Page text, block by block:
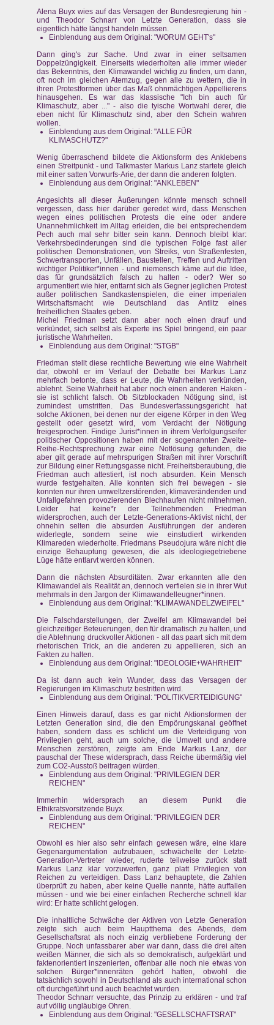
Alena Buyx wies auf das Versagen der Bundesregierung hin -
und Theodor Schnarr von Letzte Generation, dass sie
eigentlich hätte längst handeln müssen.
Einblendung aus dem Original: "WORUM GEHT's"
Dann ging's zur Sache. Und zwar in einer seltsamen
Doppelzüngigkeit. Einerseits wiederholten alle immer wieder
das Bekenntnis, den Klimawandel wichtig zu finden, um dann,
oft noch im gleichen Atemzug, gegen alle zu wettern, die in
ihren Protestformen über das Maß ohnmächtigen Appellierens
hinausgehen. Es war das klassische "Ich bin auch für
Klimaschutz, aber ..." - also die tyische Wortwahl derer, die
eben nicht für Klimaschutz sind, aber den Schein wahren
wollen.
Einblendung aus dem Original: "ALLE FÜR
KLIMASCHUTZ?"
Wenig überraschend bildete die Aktionsform des Anklebens
einen Streitpunkt - und Talkmaster Markus Lanz startete gleich
mit einer satten Vorwurfs-Arie, der dann die anderen folgten.
Einblendung aus dem Original: "ANKLEBEN"
Angesichts all dieser Äußerungen könnte mensch schnell
vergessen, dass hier darüber geredet wird, dass Menschen
wegen eines politischen Protests die eine oder andere
Unannehmlichkeit im Alltag erleiden, die bei entsprechendem
Pech auch mal sehr bitter sein kann. Dennoch bleibt klar:
Verkehrsbedinderungen sind die typischen Folge fast aller
politischen Demonstrationen, von Streiks, von Straßenfesten,
Schwertransporten, Unfällen, Baustellen, Treffen und Auftritten
wichtiger Politiker*innen - und niemensch käme auf die Idee,
das für grundsätzlich falsch zu halten - oder? Wer so
argumentiert wie hier, enttarnt sich als Gegner jeglichen Protest
außer politischen Sandkastenspielen, die einer imperialen
Wirtschaftsmacht wie Deutschland das Antlitz eines
freiheitlichen Staates geben.
Michel Friedman setzt dann aber noch einen drauf und
verkündet, sich selbst als Experte ins Spiel bringend, ein paar
juristische Wahrheiten.
Einblendung aus dem Original: "STGB"
Friedman stellt diese rechtliche Bewertung wie eine Wahrheit
dar, obwohl er im Verlauf der Debatte bei Markus Lanz
mehrfach betonte, dass er Leute, die Wahrheiten verkünden,
ablehnt. Seine Wahrheit hat aber noch einen anderen Haken -
sie ist schlicht falsch. Ob Sitzblockaden Nötigung sind, ist
zumindest umstritten. Das Bundesverfassungsgericht hat
solche Aktionen, bei denen nur der eigene Körper in den Weg
gestellt oder gesetzt wird, vom Verdacht der Nötigung
freigesprochen. Findige Jurist*innen in ihrem Verfolgungseifer
politischer Oppositionen haben mit der sogenannten Zweite-
Reihe-Rechtsprechung zwar eine Notlösung gefunden, die
aber gilt gerade auf mehrspurigen Straßen mit ihrer Vorschrift
zur Bildung einer Rettungsgasse nicht. Freiheitsberaubung, die
Friedman auch attestiert, ist noch absurden. Kein Mensch
wurde festgehalten. Alle konnten sich frei bewegen - sie
konnten nur ihren umweltzerstörenden, klimaverändenden und
Unfallgefahren provozierenden Blechhaufen nicht mitnehmen.
Leider hat keine*r der Teilnehmenden Friedman
widersprochen, auch der Letzte-Generations-Aktivist nicht, der
ohnehin selten die absurden Ausführungen der anderen
widerlegte, sondern seine wie einstudiert wirkenden
Klimareden wiederholte. Friedmans Pseudojura wäre nicht die
einzige Behauptung gewesen, die als ideologiegetriebene
Lüge hätte entlarvt werden können.
Dann die nächsten Absurditäten. Zwar erkannten alle den
Klimawandel als Realität an, dennoch verfielen sie in ihrer Wut
mehrmals in den Jargon der Klimawandelleugner*innen.
Einblendung aus dem Original: "KLIMAWANDELZWEIFEL"
Die Falschdarstellungen, der Zweifel am Klimawandel bei
gleichzeitiger Beteuerungen, den für dramatisch zu halten, und
die Ablehnung druckvoller Aktionen - all das paart sich mit dem
rhetorischen Trick, an die anderen zu appellieren, sich an
Fakten zu halten.
Einblendung aus dem Original: "IDEOLOGIE+WAHRHEIT"
Da ist dann auch kein Wunder, dass das Versagen der
Regierungen im Klimaschutz bestritten wird.
Einblendung aus dem Original: "POLITIKVERTEIDIGUNG"
Einen Hinweis darauf, dass es gar nicht Aktionsformen der
Letzten Generation sind, die den Empörungskanal geöffnet
haben, sondern dass es schlicht um die Verteidigung von
Privilegien geht, auch um solche, die Umwelt und andere
Menschen zerstören, zeigte am Ende Markus Lanz, der
pauschal der These widersprach, dass Reiche übermäßig viel
zum CO2-Ausstoß beitragen würden.
Einblendung aus dem Original: "PRIVILEGIEN DER
REICHEN"
Immerhin widersprach an diesem Punkt die
Ethikratsvorsitzende Buyx.
Einblendung aus dem Original: "PRIVILEGIEN DER
REICHEN"
Obwohl es hier also sehr einfach gewesen wäre, eine klare
Gegenargumentation aufzubauen, schwächelte der Letzte-
Generation-Vertreter wieder, ruderte teilweise zurück statt
Markus Lanz klar vorzuwerfen, ganz platt Privilegien von
Reichen zu verteidigen. Dass Lanz behauptete, die Zahlen
überprüft zu haben, aber keine Quelle nannte, hätte auffallen
müssen - und wie bei einer einfachen Recherche schnell klar
wird: Er hatte schlicht gelogen.
Die inhaltliche Schwäche der Aktiven von Letzte Generation
zeigte sich auch beim Hauptthema des Abends, dem
Gesellschaftsrat als noch einzig verbliebene Forderung der
Gruppe. Noch unfassbarer aber war dann, dass die drei alten
weißen Männer, die sich als so demokratisch, aufgeklärt und
faktenorientiert inszenierten, offenbar alle noch nie etwas von
solchen Bürger*innenräten gehört hatten, obwohl die
tatsächlich sowohl in Deutschland als auch international schon
oft durchgeführt und auch beachtet wurden.
Theodor Schnarr versuchte, das Prinzip zu erklären - und traf
auf völlig ungläubige Ohren.
Einblendung aus dem Original: "GESELLSCHAFTSRAT"